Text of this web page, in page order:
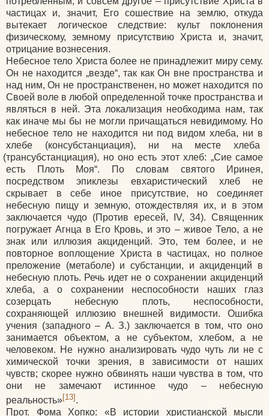
частицах и, значит, Его сошествие на землю, откуда
вытекает логическое следствие: культ поклонения
физическому, земному присутствию Христа и, значит,
отрицание вознесения.
Небесное тело Христа более не принадлежит миру сему.
Он не находится „везде“, так как Он вне пространства и
над ним, Он не пространственен, но может находится по
Своей воле в любой определенной точке пространства и
являться в ней. Эта локализация необходима нам, так
как иначе мы бы не могли причащаться невидимому. Но
небесное тело не находится ни под видом хлеба, ни в
хлебе
(консубстанциация), ни на месте хлеба
(трансубстанциация), но оно есть этот хлеб: „Сие самое
есть Плоть Моя“. По словам святого Иринея,
посредством эпиклезы евхаристический хлеб не
скрывает в себе иное присутствие, но соединяет
небесную пищу и земную, отождествляя их, и в этом
заключается чудо (Против ересей, IV, 34). Священник
погружает Агнца в Его Кровь, и это – живое Тело, а не
знак или иллюзия акциденций. Это, тем более, и не
повторное воплощение Христа в частицах, но полное
преложение (метаболе) и субстанции, и акциденций в
небесную плоть. Речь идет не о сохранении акциденций
хлеба, а о сохранении неспособности наших глаз
созерцать небесную плоть, неспособности,
сохраняющей иллюзию внешней видимости. Ошибка
учения (западного– А. З.) заключается в том, что оно
занимается объектом, а не субъектом, хлебом, а не
человеком. Не нужно анализировать чудо чуть ли не с
химической точки зрения, в зависимости от наших
чувств; скорее нужно обвинять наши чувства в том, что
они не замечают истинное чудо – небесную
реальность»[13] .
Прот. Фома Хопко:
«В истории христианской мысли